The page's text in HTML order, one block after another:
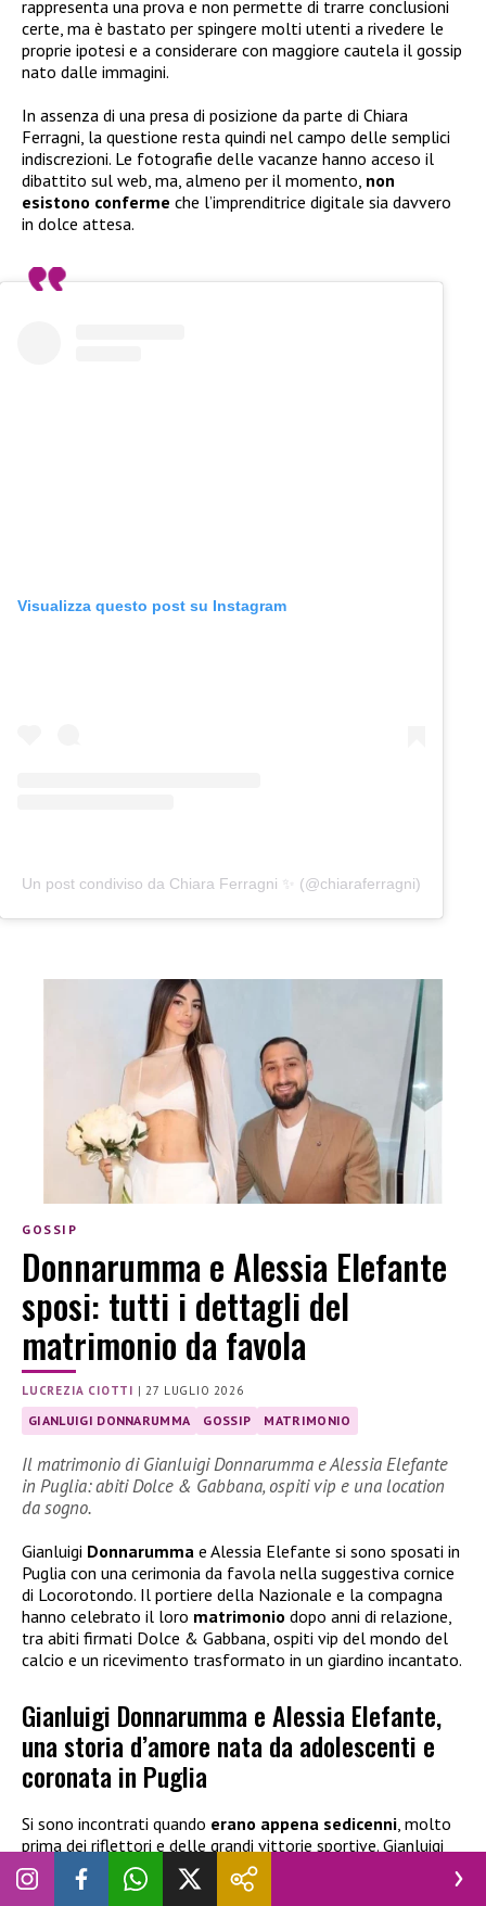
rappresenta una prova e non permette di trarre conclusioni
certe, ma è bastato per spingere molti utenti a rivedere le
proprie ipotesi e a considerare con maggiore cautela il gossip
nato dalle immagini.
In assenza di una presa di posizione da parte di Chiara
Ferragni, la questione resta quindi nel campo delle semplici
indiscrezioni. Le fotografie delle vacanze hanno acceso il
dibattito sul web, ma, almeno per il momento, non
esistono conferme che l’imprenditrice digitale sia davvero
in dolce attesa.
Visualizza questo post su Instagram
Un post condiviso da Chiara Ferragni ✨ (@chiaraferragni)
GOSSIP
Donnarumma e Alessia Elefante
sposi: tutti i dettagli del
matrimonio da favola
LUCREZIA CIOTTI |27 LUGLIO 2026
GIANLUIGI DONNARUMMA GOSSIP MATRIMONIO
Il matrimonio di Gianluigi Donnarumma e Alessia Elefante
in Puglia: abiti Dolce & Gabbana, ospiti vip e una location
da sogno.
Gianluigi Donnarumma e Alessia Elefante si sono sposati in
Puglia con una cerimonia da favola nella suggestiva cornice
di Locorotondo. Il portiere della Nazionale e la compagna
hanno celebrato il loro matrimonio dopo anni di relazione,
tra abiti firmati Dolce & Gabbana, ospiti vip del mondo del
calcio e un ricevimento trasformato in un giardino incantato.
Gianluigi Donnarumma e Alessia Elefante,
una storia d’amore nata da adolescenti e
coronata in Puglia
Si sono incontrati quando erano appena sedicenni , molto
prima dei riflettori e delle grandi vittorie sportive. Gianluigi
Donnarumma, nato a Pompei, e Alessia Elefante, originaria
di Gragnano, hanno iniziato il loro percorso insieme grazie a